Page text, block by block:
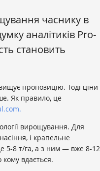
часнику в
аналітиків Pro-
становить
пропозицію. Тоді ціни
Як правило, це
вирощування. Для
і крапельне
5-8 т/га, а з ним — вже 8-12
вдається.